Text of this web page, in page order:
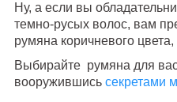
Ну, а если вы
темно-русых волос, вам
румяна коричневого
Выбирайте румяна для
вооружившись секретами